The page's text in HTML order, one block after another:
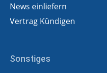
News einliefern
Vertrag Kündigen
Sonstiges